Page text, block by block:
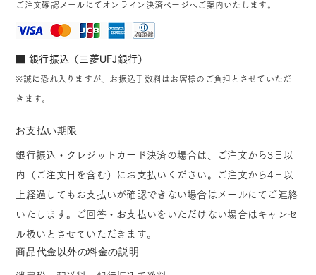
ご注文確認メールにてオンライン決済ページへご案内いたします。
■ 銀行振込（三菱UFJ銀行）
※誠に恐れ入りますが、お振込手数料はお客様のご負担とさせていただ
きます。
お支払い期限
銀行振込・クレジットカード決済の場合は、ご注文から3日以
内（ご注文日を含む）にお支払いください。ご注文から4日以
上経過してもお支払いが確認できない場合はメールにてご連絡
いたします。ご回答・お支払いをいただけない場合はキャンセ
ル扱いとさせていただきます。
商品代金以外の料金の説明